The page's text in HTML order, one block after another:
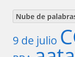
Nube de
9 de julio